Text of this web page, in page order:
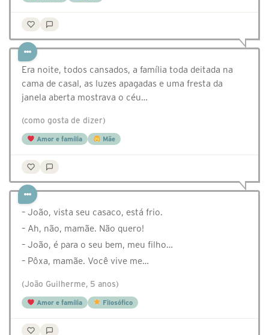
Era noite, todos cansados, a família toda deitada na
cama de casal, as luzes apagadas e uma fresta da
janela aberta mostrava o céu…
(como gosta de dizer)
Amor e família Mãe
– João, vista seu casaco, está frio.
– Ah, não, mamãe. Não quero!
– João, é para o seu bem, meu filho…
– Pôxa, mamãe. Você vive me…
(João Guilherme, 5 anos)
Amor e família Filosófico